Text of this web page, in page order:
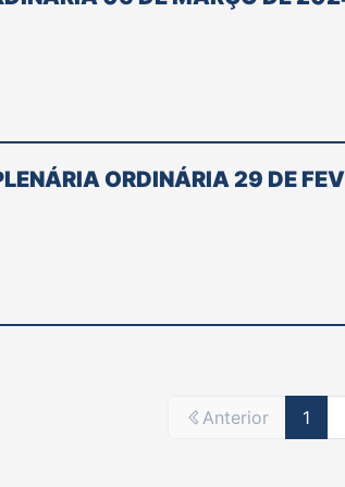
ORDINÁRIA 29 DE
Anterior 1